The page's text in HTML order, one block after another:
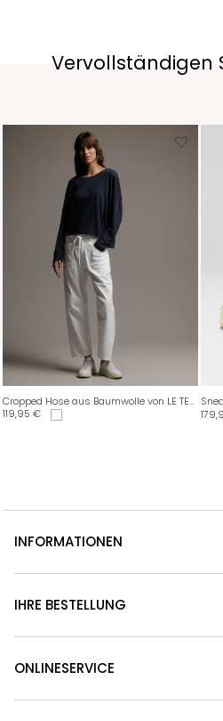
Vervollständigen
Cropped Hose aus Baumwolle von LE TEMPS DES CERISES
119,95 €
INFORMATIONEN
IHRE BESTELLUNG
ONLINESERVICE